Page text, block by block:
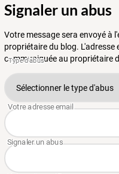
Signaler un abus
Votre message sera envoyé à
propriétaire du blog. L'adresse
communiquée au propriétaire